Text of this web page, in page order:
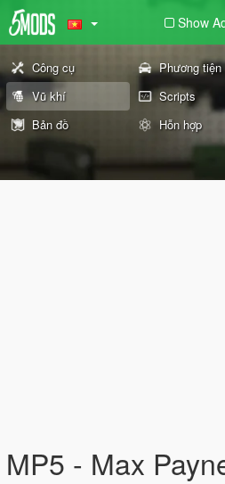
Show
Công cụ Phương tiện
Vũ khí
Scripts
Bản đồ
Hỗn hợp
MP5 - Max